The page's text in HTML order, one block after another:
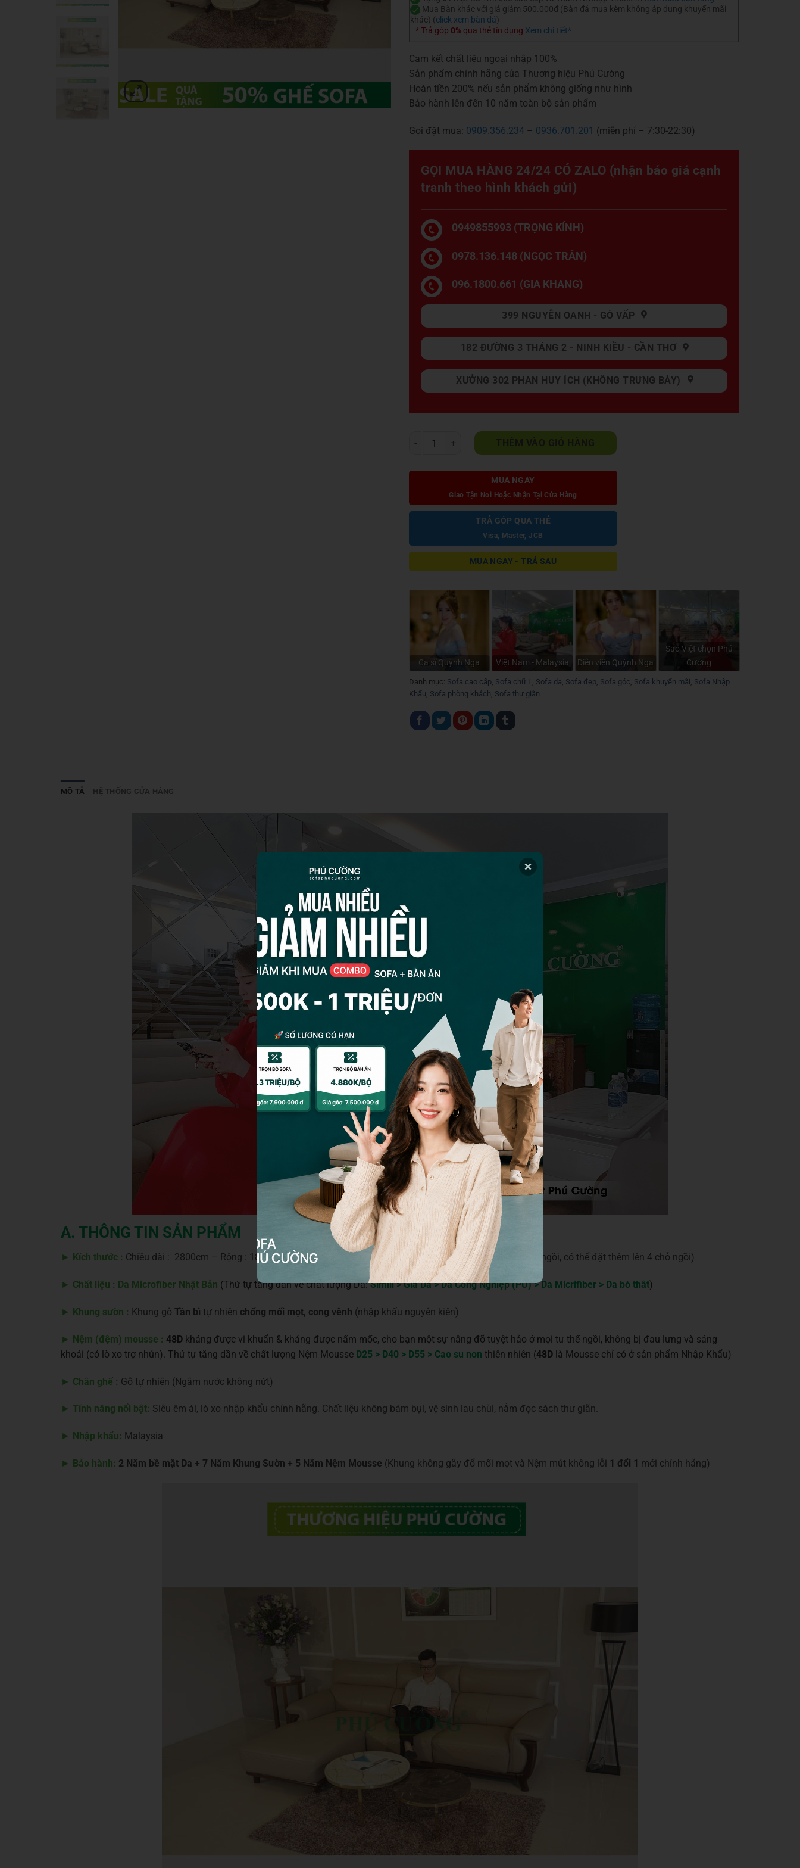
Mua Bàn khác với giá giảm 500.000đ (Bàn đá mua kèm không áp dụng khuyến mãi
khác) (click xem bàn đá)
* Trả góp 0% qua thẻ tín dụng Xem chi tiết*
Cam kết chất liệu ngoại nhập 100%
Sản phẩm chính hãng của Thương hiệu Phú Cường
Hoàn tiền 200% nếu sản phẩm không giống như hình
Bảo hành lên đến 10 năm toàn bộ sản phẩm
Gọi đặt mua: 0909.356.234 – 0936.701.201 (miễn phí – 7:30-22:30)
GỌI MUA HÀNG 24/24 CÓ ZALO (nhận báo giá cạnh
tranh theo hình khách gửi)
0949855993 (TRỌNG KÍNH)
0978.136.148 (NGỌC TRÂN)
096.1800.661 (GIA KHANG)
399 NGUYỄN OANH - GÒ VẤP
182 ĐƯỜNG 3 THÁNG 2 - NINH KIỀU - CẦN THƠ
XƯỞNG 302 PHAN HUY ÍCH (KHÔNG TRƯNG BÀY)
Sofa Malaysia Nhập Khẩu NK222 số lượng
MUA NGAY
Giao Tận Nơi Hoặc Nhận Tại Cửa Hàng
TRẢ GÓP QUA THẺ
Visa, Master, JCB
MUA NGAY - TRẢ SAU
Ca sĩ Quỳnh Nga Việt Nam - Malaysia Diễn viên Quỳnh Nga
Sao Việt chọn Phú
Cường
Danh mục: Sofa cao cấp Sofa chữ L Sofa da Sofa đẹp Sofa góc Sofa khuyến mãi Sofa Nhập
Khẩu Sofa phòng khách Sofa thư giãn
MÔ TẢ HỆ THỐNG CỬA HÀNG
A. THÔNG TIN SẢN PHẨM
► Kích thước : Chiều dài : 2800cm – Rộng : 1800cm – Sâu : 1000cm (Lưu ý: Hàng nhập khẩu Malaysia chỉ 3 chỗ ngồi, có thể đặt thêm lên 4 chỗ ngồi)
► Chất liệu : Da Microfiber Nhật Bản (Thứ tự tăng dần về chất lượng Da:Simili > Giả Da > Da Công Nghiệp (PU) > Da Micrifiber > Da bò thât)
► Khung sườn : Khung gỗ Tần bì tự nhiên chống mối mọt, cong vênh (nhập khẩu nguyên kiện)
► Nệm (đệm) mousse : 48D kháng được vi khuẩn & kháng được nấm mốc, cho bạn một sự nâng đỡ tuyệt hảo ở mọi tư thế ngồi, không bị đau lưng và sảng
khoái (có lò xo trợ nhún). Thứ tự tăng dần về chất lượng Nệm Mousse D25 > D40 > D55 > Cao su non thiên nhiên (48D là Mousse chỉ có ở sản phẩm Nhập Khẩu)
► Chân ghế : Gỗ tự nhiên (Ngâm nước không nứt)
► Tính năng nổi bật: Siêu êm ái, lò xo nhập khẩu chính hãng. Chất liệu không bám bụi, vệ sinh lau chùi, nằm đọc sách thư giãn.
► Nhập khẩu: Malaysia
► Bảo hành: 2 Năm bề mặt Da + 7 Năm Khung Sườn + 5 Năm Nệm Mousse (Khung không gãy đổ mối mọt và Nệm mút không lỗi 1 đổi 1 mới chính hãng)